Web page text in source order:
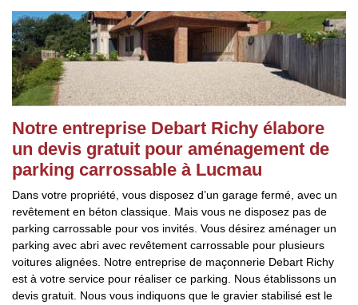
Notre entreprise Debart Richy élabore
un devis gratuit pour aménagement de
parking carrossable à Lucmau
Dans votre propriété, vous disposez d’un garage fermé, avec un
revêtement en béton classique. Mais vous ne disposez pas de
parking carrossable pour vos invités. Vous désirez aménager un
parking avec abri avec revêtement carrossable pour plusieurs
voitures alignées. Notre entreprise de maçonnerie Debart Richy
est à votre service pour réaliser ce parking. Nous établissons un
devis gratuit. Nous vous indiquons que le gravier stabilisé est le